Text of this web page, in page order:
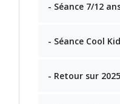
- Séance 7/12
- Séance Cool
- Retour sur